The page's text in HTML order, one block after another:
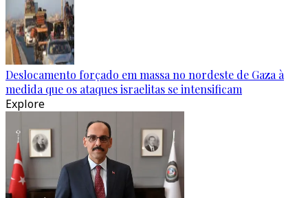
Deslocamento forçado em massa no nordeste de Gaza à
medida que os ataques israelitas se intensificam
Explore